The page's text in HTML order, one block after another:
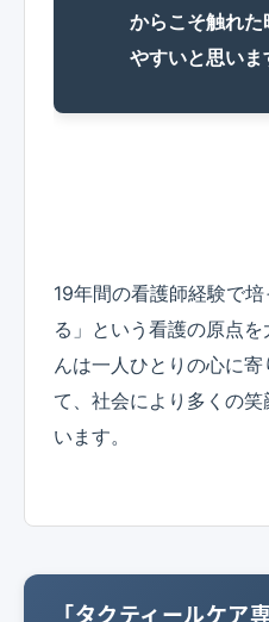
からこそ触れ
やすいと思いま
19年間の看護師経験で
る」という看護の原点
んは一人ひとりの心に
て、社会により多くの
います。
「タクティールケア